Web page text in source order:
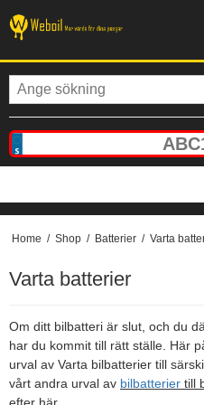
Home / Shop / Batterier / Varta
Varta batterier
Om ditt bilbatteri är slut, och du
har du kommit till rätt ställe. Här
urval av Varta bilbatterier till
vårt andra urval av bilbatterier till